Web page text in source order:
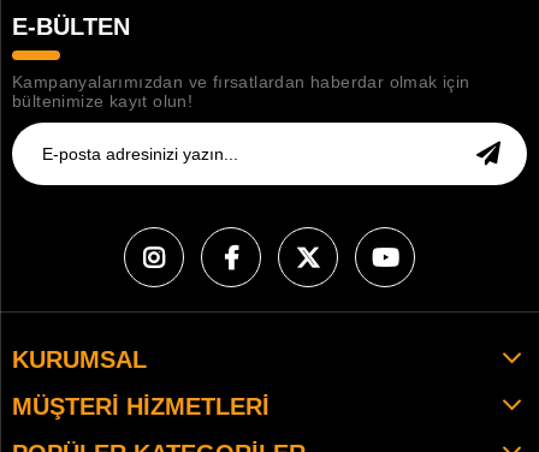
E-BÜLTEN
Kampanyalarımızdan ve fırsatlardan haberdar olmak için
bültenimize kayıt olun!
KURUMSAL
MÜŞTERI HIZMETLERI